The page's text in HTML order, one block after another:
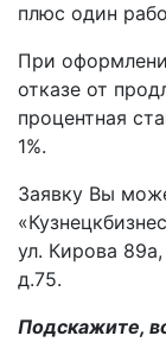
плюс один
При
отказе от
процентная
1%.
Заявку Вы
ул. Кирова
д.75.
Подскажите,